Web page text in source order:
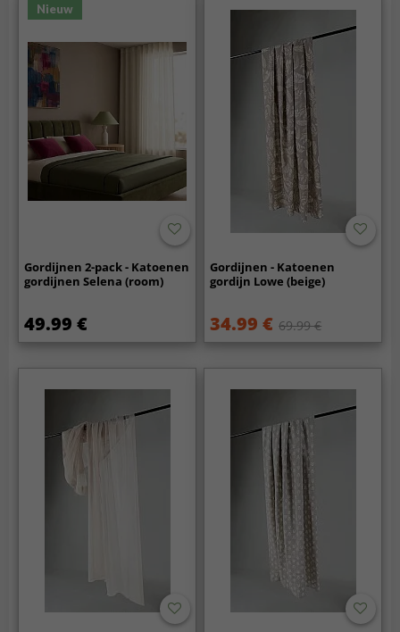
Nieuw
Gordijnen 2-pack - Katoenen
gordijnen Selena (room)
49.99 €
Gordijnen - Katoenen
gordijn Lowe (beige)
34.99 € 69.99 €